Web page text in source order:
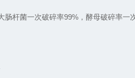
杆菌一次破碎率99%，酵母破碎率一